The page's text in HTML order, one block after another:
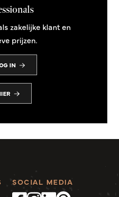
zakelijke klant en
prijzen.
IN
SOCIAL MEDIA